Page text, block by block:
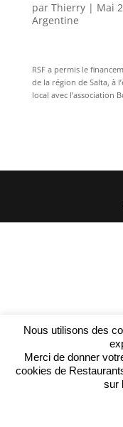
par Thierry| Mai
Argentine
RSF a permis le
de la région de Salta, à
local avec l’association
Nous utilisons des
Merci de donner
cookies de
sur